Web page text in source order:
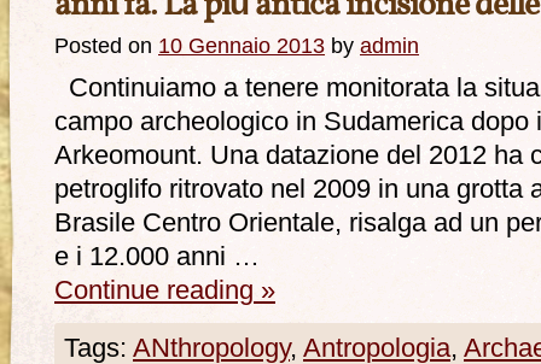
Posted on 10 Gennaio 2013 by admin
Continuiamo a tenere monitorata la
campo archeologico in Sudamerica dopo
Arkeomount. Una datazione del 2012 ha
petroglifo ritrovato nel 2009 in una grotta
Brasile Centro Orientale, risalga ad un
e i 12.000 anni …
Continue reading »
Tags: ANthropology, Antropologia,